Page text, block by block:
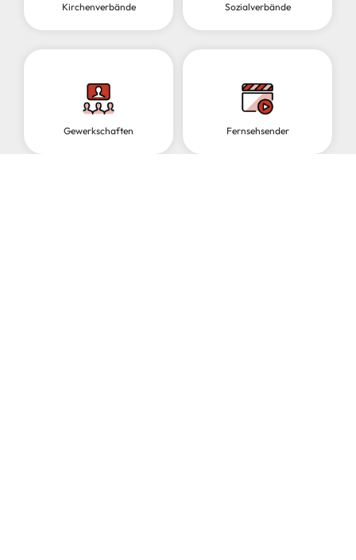
Kirchenverbände Sozialverbände
Gewerkschaften Fernsehsender